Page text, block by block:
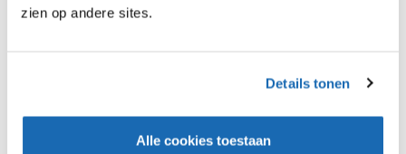
zien op andere sites.
Details tonen
Alle cookies toestaan
Deze cijfers onderstrepen dat consumenten hun
onderscheid in assortiment en positionering binnen
Lidl’s feestlijn als duidelijke